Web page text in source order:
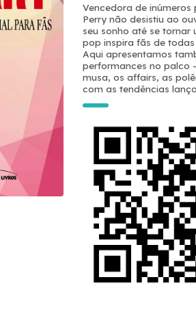
Vencedora de inúmeros
Perry não desistiu ao
seu sonho até se
pop inspira fãs de
Aqui apresentamos
performances no palco
musa, os affairs, as
com as tendências